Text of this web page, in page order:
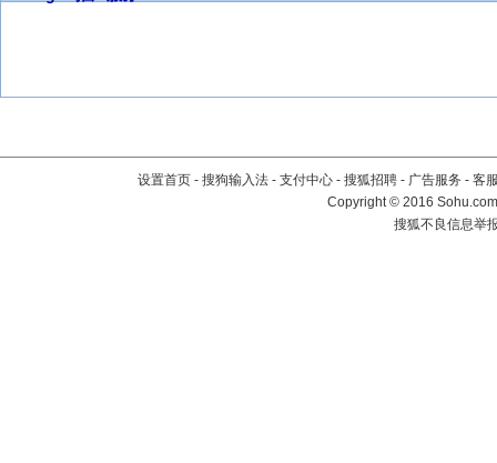
设置首页 - 搜狗输入法 - 支付中心 - 搜狐招聘 - 广告服务 - 客
Copyright©2016
搜狐不良信息举